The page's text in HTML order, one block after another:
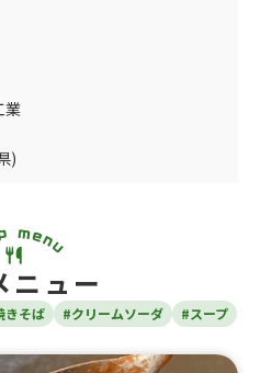
業
)
ニュー
きそば #クリームソーダ
#スープ